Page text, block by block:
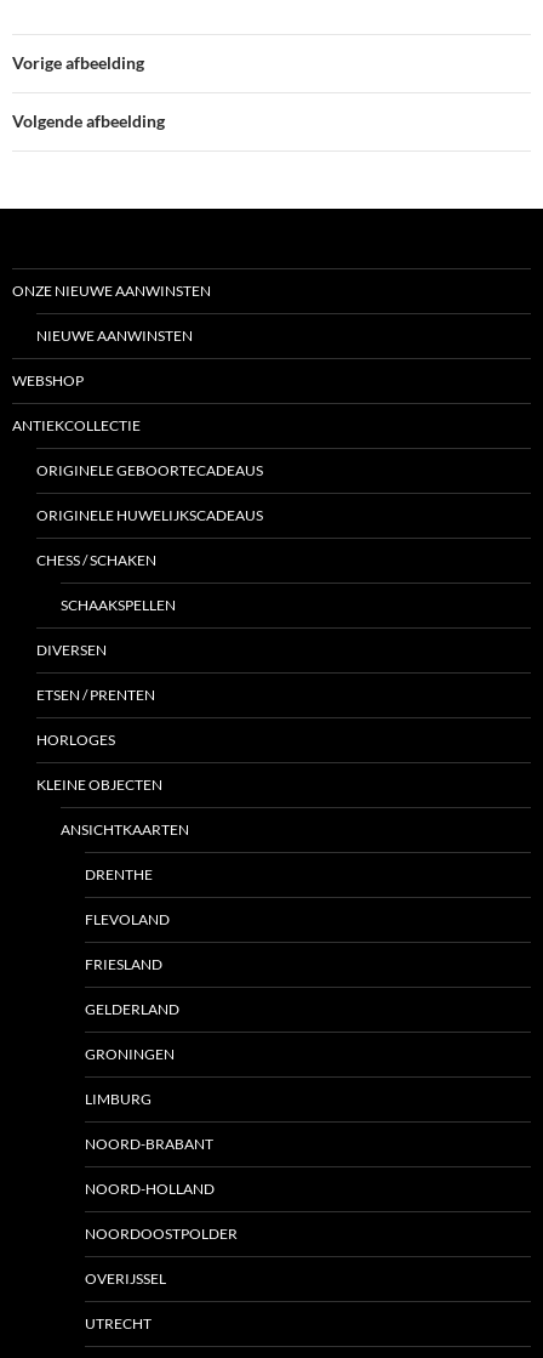
Vorige afbeelding
Volgende afbeelding
ONZE NIEUWE AANWINSTEN
NIEUWE AANWINSTEN
WEBSHOP
ANTIEKCOLLECTIE
ORIGINELE GEBOORTECADEAUS
ORIGINELE HUWELIJKSCADEAUS
CHESS / SCHAKEN
SCHAAKSPELLEN
DIVERSEN
ETSEN / PRENTEN
HORLOGES
KLEINE OBJECTEN
ANSICHTKAARTEN
DRENTHE
FLEVOLAND
FRIESLAND
GELDERLAND
GRONINGEN
LIMBURG
NOORD-BRABANT
NOORD-HOLLAND
NOORDOOSTPOLDER
OVERIJSSEL
UTRECHT